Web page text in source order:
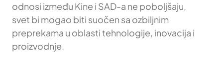
odnosi između Kine i SAD-a ne poboljšaju,
svet bi mogao biti suočen sa ozbiljnim
preprekama u oblasti tehnologije, inovacija i
proizvodnje.